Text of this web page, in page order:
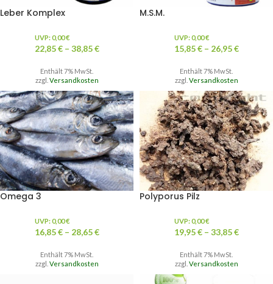
Leber Komplex
UVP:0,00€
22,85€ – 38,85€
Enthält 7% MwSt.
zzgl. Versandkosten
M.S.M.
UVP:0,00€
15,85€ – 26,95€
Enthält 7% MwSt.
zzgl. Versandkosten
Omega 3
UVP:0,00€
16,85€ – 28,65€
Enthält 7% MwSt.
zzgl. Versandkosten
Polyporus Pilz
UVP:0,00€
19,95€ – 33,85€
Enthält 7% MwSt.
zzgl. Versandkosten